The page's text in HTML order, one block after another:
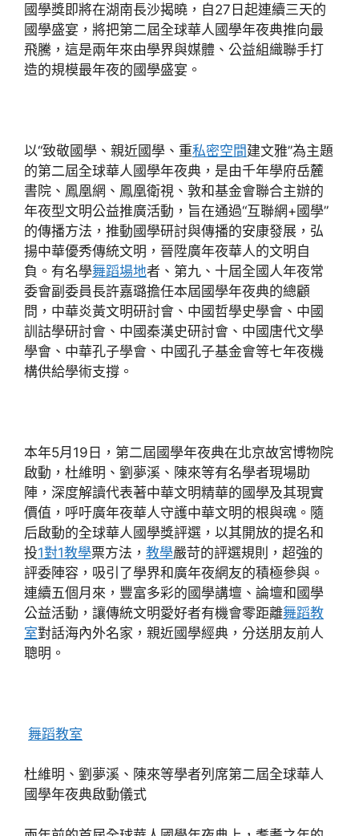
國學獎即將在湖南長沙揭曉，自27日起連續三天的
國學盛宴，將把第二屆全球華人國學年夜典推向最
飛騰，這是兩年來由學界與媒體、公益組織聯手打
造的規模最年夜的國學盛宴。
以“致敬國學、親近國學、重私密空間建文雅”為主題
的第二屆全球華人國學年夜典，是由千年學府岳麓
書院、鳳凰網、鳳凰衛視、敦和基金會聯合主辦的
年夜型文明公益推廣活動，旨在通過“互聯網+國學”
的傳播方法，推動國學研討與傳播的安康發展，弘
揚中華優秀傳統文明，晉陞廣年夜華人的文明自
負。有名學舞蹈場地者、第九、十屆全國人年夜常
委會副委員長許嘉璐擔任本屆國學年夜典的總顧
問，中華炎黃文明研討會、中國哲學史學會、中國
訓詁學研討會、中國秦漢史研討會、中國唐代文學
學會、中華孔子學會、中國孔子基金會等七年夜機
構供給學術支撐。
本年5月19日，第二屆國學年夜典在北京故宮博物院
啟動，杜維明、劉夢溪、陳來等有名學者現場助
陣，深度解讀代表著中華文明精華的國學及其現實
價值，呼吁廣年夜華人守護中華文明的根與魂。隨
后啟動的全球華人國學獎評選，以其開放的提名和
投1對1教學票方法， 教學嚴苛的評選規則，超強的
評委陣容，吸引了學界和廣年夜網友的積極參與。
連續五個月來，豐富多彩的國學講壇、論壇和國學
公益活動，讓傳統文明愛好者有機會零距離舞蹈教
室對話海內外名家，親近國學經典，分送朋友前人
聰明。
舞蹈教室
杜維明、劉夢溪、陳來等學者列席第二屆全球華人
國學年夜典啟動儀式